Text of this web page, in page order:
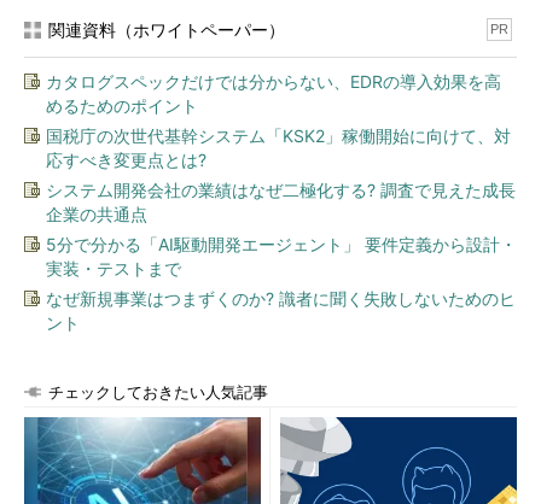
関連資料（ホワイトペーパー） PR
カタログスペックだけでは分からない、EDRの導入効果を高
めるためのポイント
国税庁の次世代基幹システム「KSK2」稼働開始に向けて、対
応すべき変更点とは?
システム開発会社の業績はなぜ二極化する? 調査で見えた成長
企業の共通点
5分で分かる「AI駆動開発エージェント」 要件定義から設計・
実装・テストまで
なぜ新規事業はつまずくのか? 識者に聞く失敗しないためのヒ
ント
チェックしておきたい人気記事